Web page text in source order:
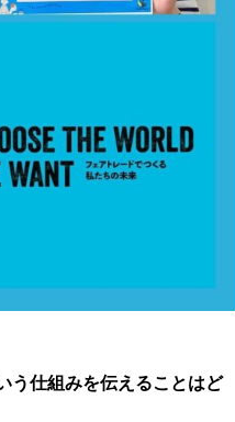
う仕組みを伝えることはど